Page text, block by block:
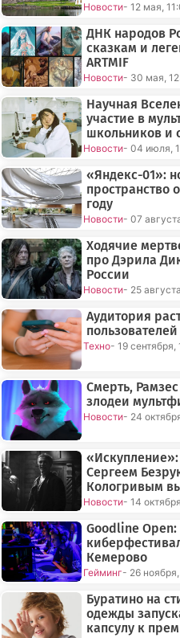
Новости- 12 мая,
ДНК народов
сказкам и
ARTMIF
Новости- 30 мая,
Научная
участие в
школьников и
Новости- 04 июля,
«Яндекс-01»:
пространство
году
Новости- 07
Ходячие
про Дэрила
России
Новости- 25
Аудитория
Техно- 19 сентября,
Смерть,
злодеи
Новости- 24
Сергеем
Кологривым
Новости- 14
Goodline
Кемерово
Гейминг- 26 ноября,
Буратино на
одежды
капсулу к